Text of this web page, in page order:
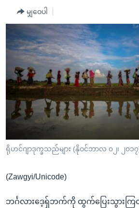
ကြည့်
ပင်မ
အ
ညွန်း
စာမျက်နှာ
ကြည့်
ရှာဖွေ
နေရာ
အစ္စရေး-ပါလက်စတိုင်း
အင်္ဂလိပ်စာလေ့လာမယ်
အမေရိကန်သုံးအီဒီယံ
မကြေးမုံရဲ့ အင်္ဂလိပ်စာ
ရုပ်ရှင်ထဲက အင်္ဂလိပ်စာ
သုတပဒေသာ အင်္ဂလိပ်စာ
အပတ်စဉ်ကဏ္ဍများ
ရေဒီယို
တီဗွီ
ရေဒီယိုနှင့်ရုပ်သံ အချက်အလက်များ
ရေဒီယို/တီဗွီအစီအစဉ်
Learning English
ဗွီအိုအေ လူမှုကွန်ယက်များ
မျှဝေပါ
ရိုဟင်ဂျာဒုက္ခသည်များ (နိုဝင်ဘာလ ၀၂၊ ၂၀၁၇
(Zawgyi/Unicode)
ဘင်္ဂလားဒေ့ရှ်ဘက်ကို ထွက်ပြေးသွားက